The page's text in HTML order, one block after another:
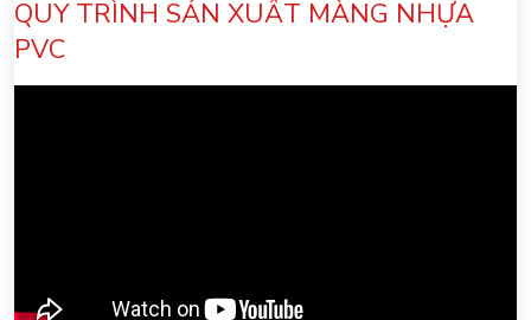
QUY TRÌNH SẢN XUẤT MÀNG NHỰA
PVC